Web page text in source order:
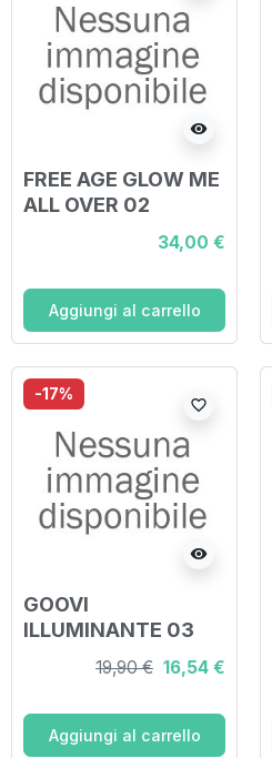
visibility
FREE AGE GLOW ME
ALL OVER 02
34,00 €
Aggiungi al carrello
-17%
visibility
favorite_border
GOOVI
ILLUMINANTE 03
CARAMEL GOLD
19,90 € 16,54 €
Aggiungi al carrello